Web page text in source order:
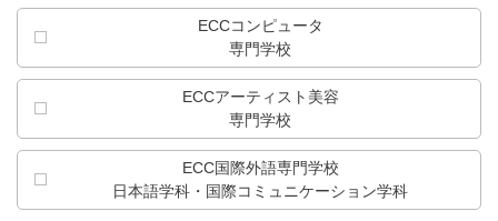
ECCコンピュータ
専門学校
ECCアーティスト美容
専門学校
ECC国際外語専門学校
日本語学科・ 国際コミュニケーション学科